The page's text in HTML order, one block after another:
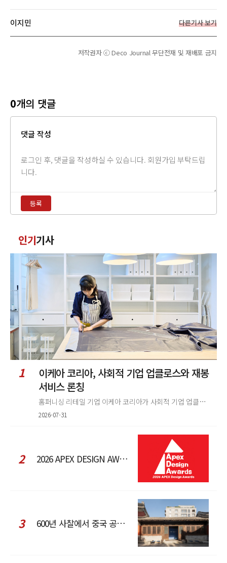
이지민 다른기사 보기
저작권자 ⓒ Deco Journal 무단전재 및 재배포 금지
0개의 댓글
댓글 작성
력
등록
글
인기기사
1
이케아 코리아, 사회적 기업 업클로스와 재봉
서비스 론칭
홈퍼니싱 리테일 기업 이케아 코리아가 사회적 기업 업클로스(Upcloth)와 협력해 재봉 서비스를 선보인다. 이번 협업은 이케
2026-07-31
2 2026 APEX DESIGN AWARDS
3 600년 사찰에서 중국 공예와 현대 패션을 직조한 ZARA x Fanglu Lin Pop-Up